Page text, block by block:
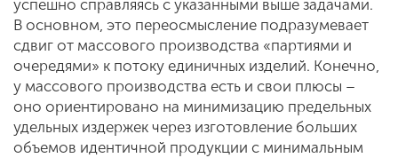
успешно справляясь с указанными выше задачами.
В основном, это переосмысление подразумевает
сдвиг от массового производства «партиями и
очередями» к потоку единичных изделий. Конечно,
у массового производства есть и свои плюсы –
оно ориентировано на минимизацию предельных
удельных издержек через изготовление больших
объемов идентичной продукции с минимальным